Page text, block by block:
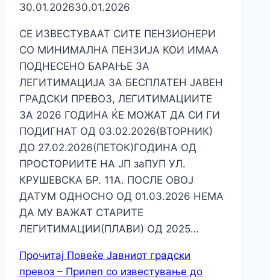
30.01.202630.01.2026
СЕ ИЗВЕСТУВААТ СИТЕ ПЕНЗИОНЕРИ
СО МИНИМАЛНА ПЕНЗИЈА КОИ ИМАА
ПОДНЕСЕНО БАРАЊЕ ЗА
ЛЕГИТИМАЦИЈА ЗА БЕСПЛАТЕН ЈАВЕН
ГРАДСКИ ПРЕВОЗ, ЛЕГИТИМАЦИИТЕ
ЗА 2026 ГОДИНА ЌЕ МОЖАТ ДА СИ ГИ
ПОДИГНАТ ОД 03.02.2026(ВТОРНИК)
ДО 27.02.2026(ПЕТОК)ГОДИНА ОД
ПРОСТОРИИТЕ НА ЈП заПУП УЛ.
КРУШЕВСКА БР. 11А. ПОСЛЕ ОВОЈ
ДАТУМ ОДНОСНО ОД 01.03.2026 НЕМА
ДА МУ ВАЖАТ СТАРИТЕ
ЛЕГИТИМАЦИИ(ПЛАВИ) ОД 2025…
Прочитај Повеќе Јавниот градски
превоз – Прилеп со известување до